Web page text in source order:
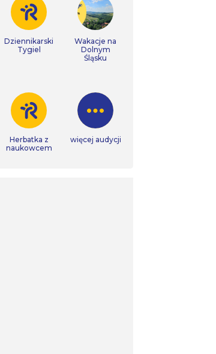
Dziennikarski
Tygiel
Wakacje na
Dolnym
Śląsku
Herbatka z
naukowcem
więcej audycji